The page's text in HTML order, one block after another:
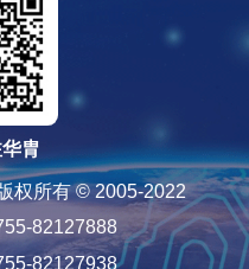
胄
权所有 © 2005-2022
82127888
82127938